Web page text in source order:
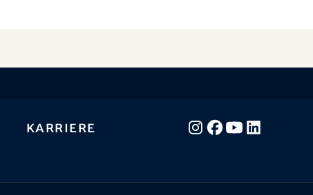
Karriere